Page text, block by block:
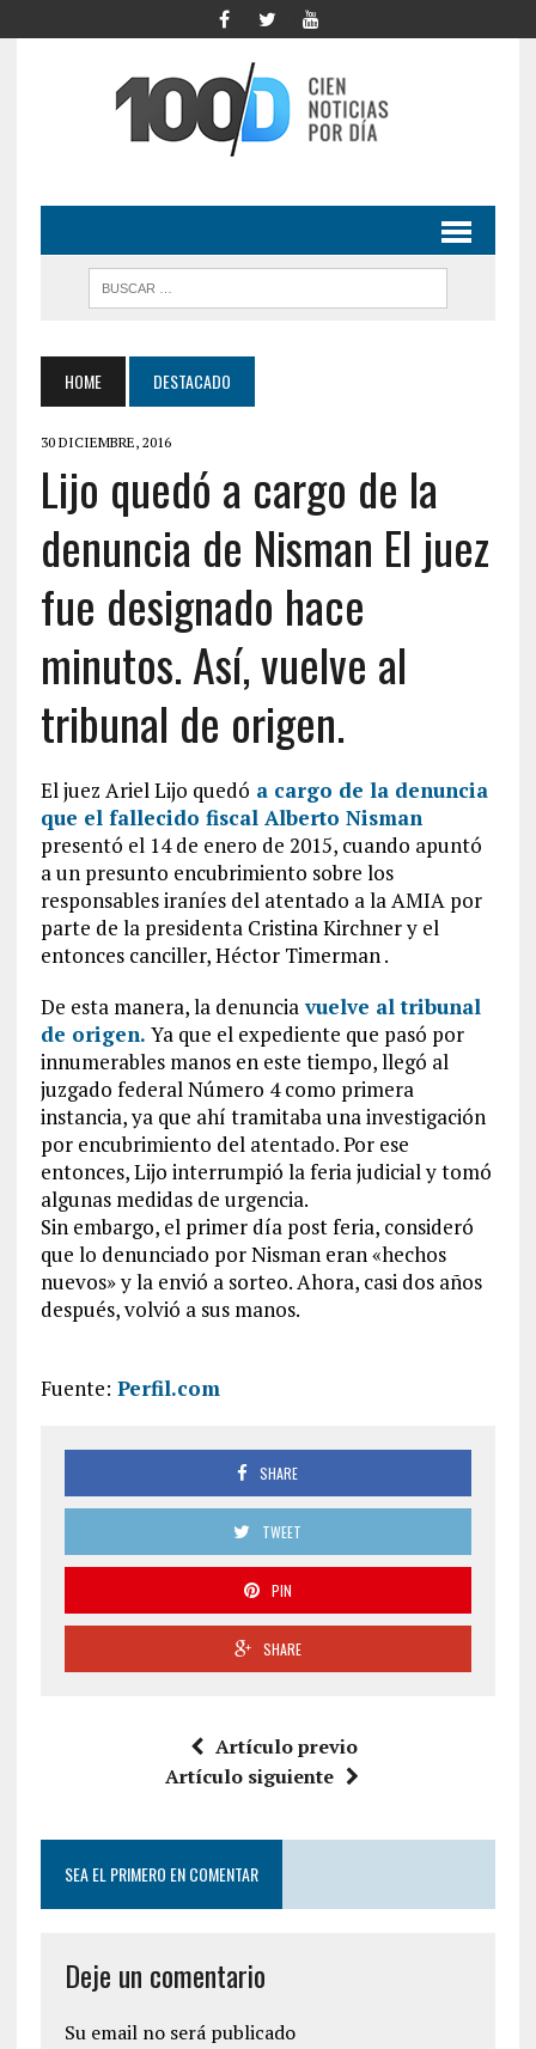
HOME DESTACADO
30 DICIEMBRE, 2016
Lijo quedó a cargo de la
denuncia de Nisman El juez
fue designado hace
minutos. Así, vuelve al
tribunal de origen.
El juez Ariel Lijo quedó a cargo de la denuncia
que el fallecido fiscal Alberto Nisman
presentó el 14 de enero de 2015, cuando apuntó
a un presunto encubrimiento sobre los
responsables iraníes del atentado a la AMIA por
parte de la presidenta Cristina Kirchner y el
entonces canciller, Héctor Timerman .
De esta manera, la denunciavuelve al tribunal
de origen. Ya que el expediente que pasó por
innumerables manos en este tiempo, llegó al
juzgado federal Número 4 como primera
instancia, ya que ahí tramitaba una investigación
por encubrimiento del atentado. Por ese
entonces, Lijo interrumpió la feria judicial y tomó
algunas medidas de urgencia.
Sin embargo, el primer día post feria, consideró
que lo denunciado por Nisman eran «hechos
nuevos» y la envió a sorteo. Ahora, casi dos años
después, volvió a sus manos.
Fuente: Perfil.com
SHARE
TWEET
PIN
SHARE
Artículo previo
Artículo siguiente
SEA EL PRIMERO EN COMENTAR
Deje un comentario
Su email no será publicado